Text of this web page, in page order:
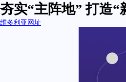
夯实“主阵地” 打造
维多利亚网址